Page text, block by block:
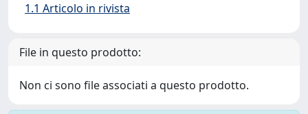
1.1 Articolo in rivista
File in questo prodotto:
Non ci sono file associati a questo prodotto.